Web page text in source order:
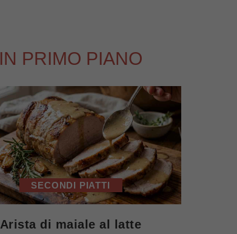
IN PRIMO PIANO
SECONDI PIATTI
Arista di maiale al latte